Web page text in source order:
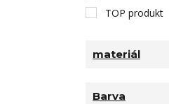
TOP produkt
materiál
Barva